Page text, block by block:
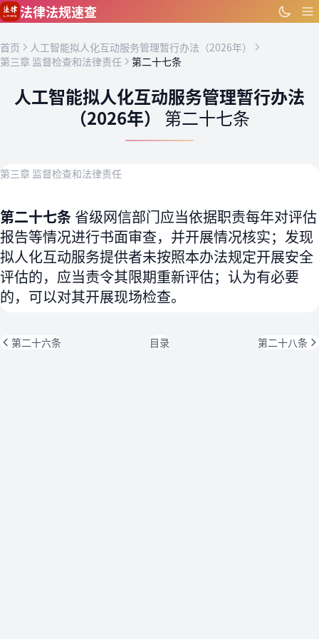
跳到主要内容
法律法规速查
首页
人工智能拟人化互动服务管理暂行办法（2026年）
第三章 监督检查和法律责任
第二十七条
人工智能拟人化互动服务管理暂行办法
（2026年） 第二十七条
第三章 监督检查和法律责任
第二十七条 省级网信部门应当依据职责每年对评估
报告等情况进行书面审查，并开展情况核实；发现
拟人化互动服务提供者未按照本办法规定开展安全
评估的，应当责令其限期重新评估；认为有必要
的，可以对其开展现场检查。
第二十六条 目录 第二十八条